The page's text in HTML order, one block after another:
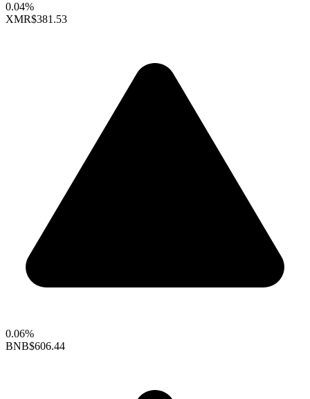
0.04%
XMR$381.53
0.06%
BNB$606.44